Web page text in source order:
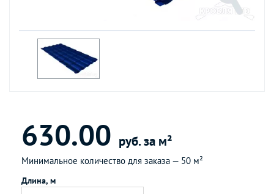
630.00 руб. за м²
Минимальное количество для заказа — 50 м²
Длина, м